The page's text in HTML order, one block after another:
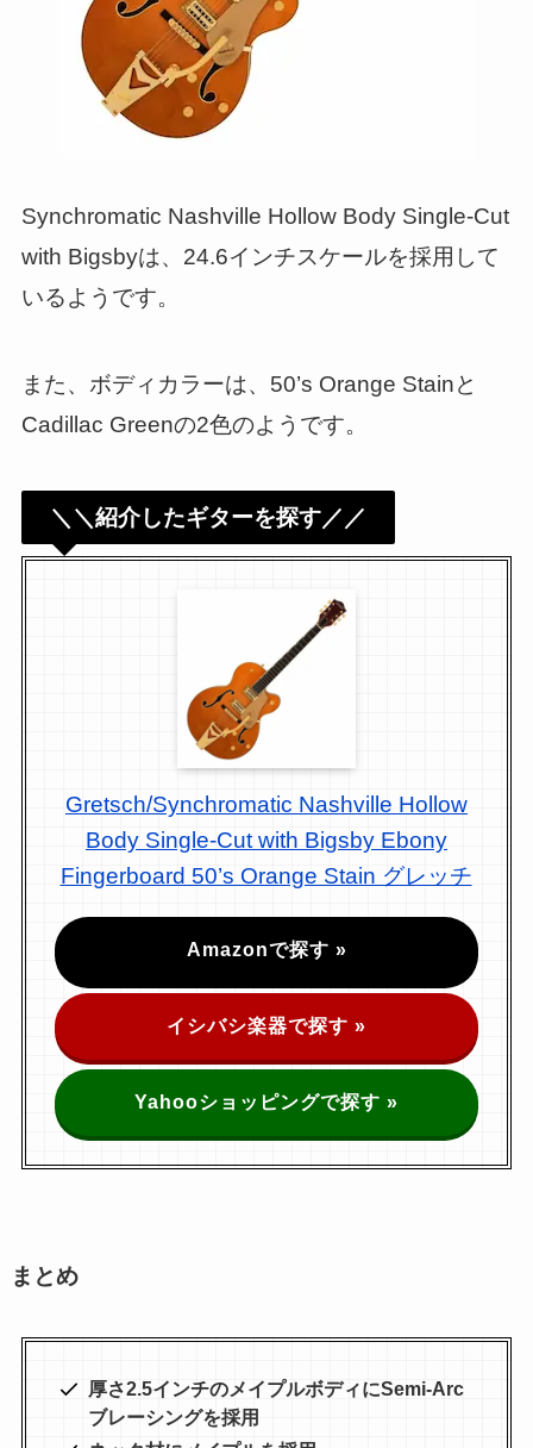
Synchromatic Nashville Hollow Body Single-Cut
with Bigsbyは、24.6インチスケールを採用して
いるようです。
また、ボディカラーは、50’s Orange Stainと
Cadillac Greenの2色のようです。
＼＼紹介したギターを探す／／
Gretsch/Synchromatic Nashville Hollow
Body Single-Cut with Bigsby Ebony
Fingerboard 50’s Orange Stain グレッチ
Amazonで探す »
イシバシ楽器で探す »
Yahooショッピングで探す »
まとめ
厚さ2.5インチのメイプルボディにSemi-Arc
ブレーシングを採用